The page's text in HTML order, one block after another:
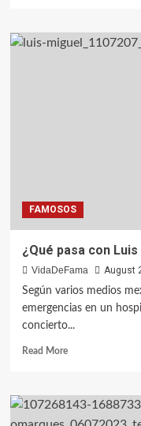
FAMOSOS
¿Qué pasa con
VidaDeFama
August
Según varios medios
emergencias en un
concierto...
Read More